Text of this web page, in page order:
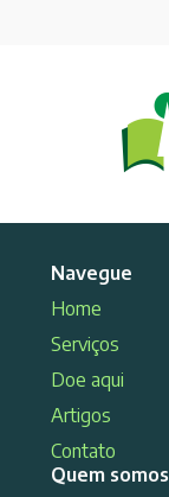
Navegue
Home
Serviços
Doe aqui
Artigos
Contato
Quem somos